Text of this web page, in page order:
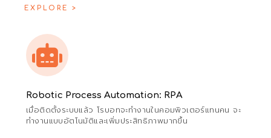
EXPLORE >
Robotic Process Automation: RPA
เมื่อติดตั้งระบบแล้ว โรบอทจะทำงานในคอมพิวเตอร์แทนคน จะ
ทำงานแบบอัตโนมัติและเพิ่มประสิทธิภาพมากขึ้น